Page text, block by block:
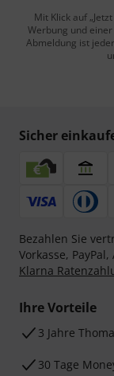
Mit Klick auf
Werbung und
Abmeldung ist
Sicher
Bezahlen Sie
Vorkasse, PayPal,
Klarna
Ihre Vorteile
3 Jahre
30 Tage